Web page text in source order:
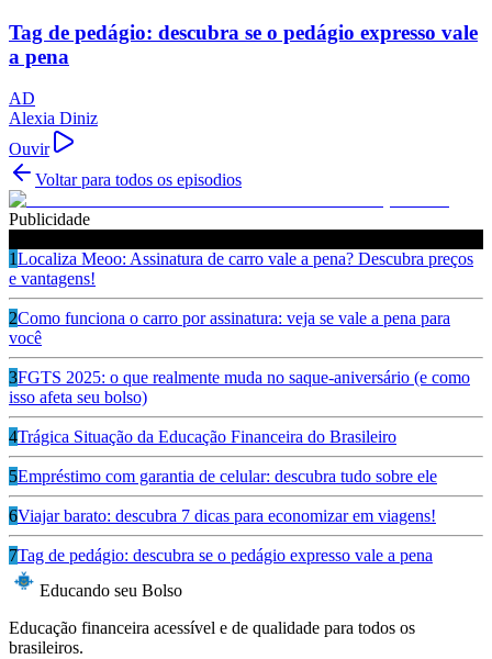
Tag de pedágio: descubra se o pedágio expresso vale
a pena
AD
Alexia Diniz
Ouvir
Voltar para todos os episodios
Publicidade
1Localiza Meoo: Assinatura de carro vale a pena? Descubra preços
e vantagens!
2Como funciona o carro por assinatura: veja se vale a pena para
você
3FGTS 2025: o que realmente muda no saque-aniversário (e como
isso afeta seu bolso)
4Trágica Situação da Educação Financeira do Brasileiro
5Empréstimo com garantia de celular: descubra tudo sobre ele
6Viajar barato: descubra 7 dicas para economizar em viagens!
7Tag de pedágio: descubra se o pedágio expresso vale a pena
Educando seu Bolso
Educação financeira acessível e de qualidade para todos os
brasileiros.